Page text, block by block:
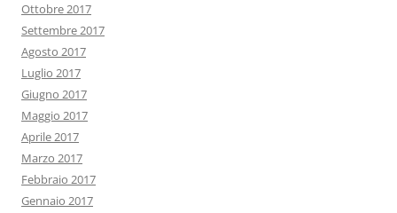
Ottobre 2017
Settembre 2017
Agosto 2017
Luglio 2017
Giugno 2017
Maggio 2017
Aprile 2017
Marzo 2017
Febbraio 2017
Gennaio 2017